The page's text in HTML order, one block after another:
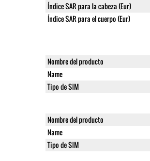
Índice SAR para la cabeza (Eur)
Índice SAR para el cuerpo (Eur)
Nombre del producto
Name
Tipo de SIM
Nombre del producto
Name
Tipo de SIM